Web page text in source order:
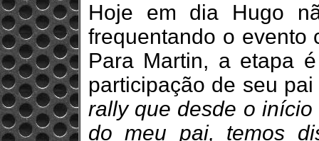
Hoje em dia Hugo
frequentando o evento
Para Martin, a etapa
participação de seu
rally que desde o
do meu pai, temos